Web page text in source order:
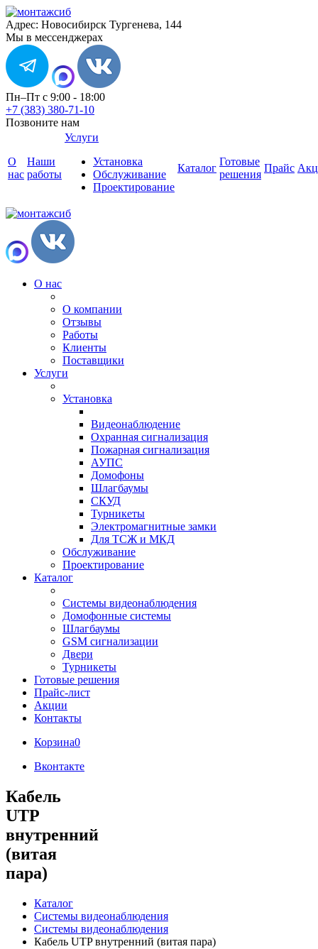
Адрес: Новосибирск Тургенева, 144
Мы в мессенджерах
Пн–Пт с 9:00 - 18:00
+7 (383) 380-71-10
Позвоните нам
О
нас
Наши
работы
Услуги
Установка
Обслуживание
Проектирование
Каталог
Готовые
решения
Прайс
О нас
О компании
Отзывы
Работы
Клиенты
Поставщики
Услуги
Установка
Видеонаблюдение
Охранная сигнализация
Пожарная сигнализация
АУПС
Домофоны
Шлагбаумы
СКУД
Турникеты
Электромагнитные замки
Для ТСЖ и МКД
Обслуживание
Проектирование
Каталог
Системы видеонаблюдения
Домофонные системы
Шлагбаумы
GSM сигнализации
Двери
Турникеты
Готовые решения
Прайс-лист
Акции
Контакты
Корзина0
Вконтакте
Кабель
UTP
внутренний
(витая
пара)
Каталог
Системы видеонаблюдения
Системы видеонаблюдения
Кабель UTP внутренний (витая пара)